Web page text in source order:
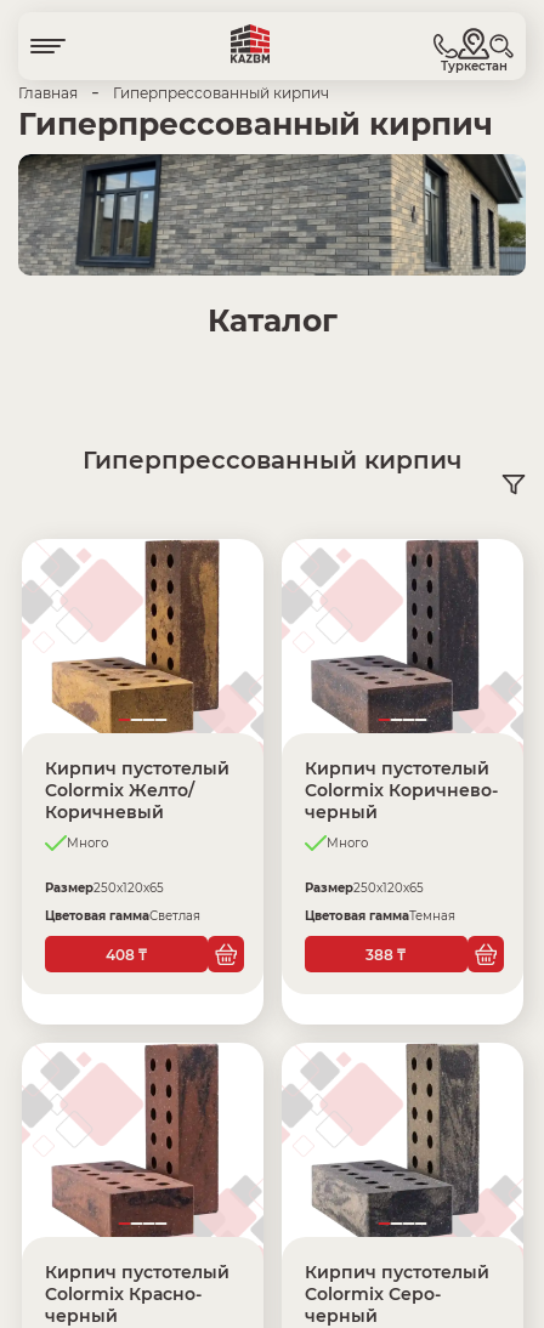
Туркестан
Главная - Гиперпрессованный кирпич
Гиперпрессованный кирпич
Каталог
Гиперпрессованный кирпич
Кирпич пустотелый
Colormix Желто/
Коричневый
Много
Размер250х120х65
Цветовая гаммаСветлая
408 ₸
Кирпич пустотелый
Colormix Коричнево-
черный
Много
Размер250х120х65
Цветовая гаммаТемная
388 ₸
Кирпич пустотелый
Colormix Красно-
черный
Кирпич пустотелый
Colormix Серо-
черный